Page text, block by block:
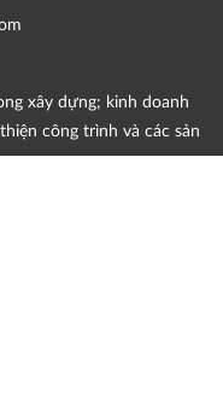
xây dựng; kinh doanh
công trình và các sản